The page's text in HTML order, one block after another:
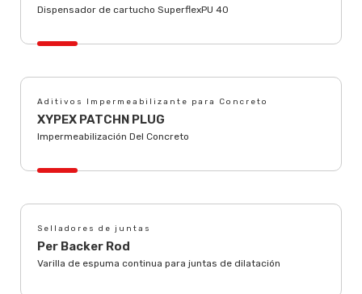
Dispensador de cartucho SuperflexPU 40
Aditivos Impermeabilizante para Concreto
XYPEX PATCHN PLUG
Impermeabilización Del Concreto
Selladores de juntas
Per Backer Rod
Varilla de espuma continua para juntas de dilatación